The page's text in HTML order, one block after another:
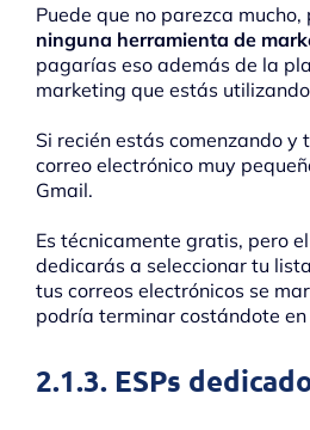
Puede que no parezca mucho,
ninguna herramienta de
pagarías eso además de la
marketing que estás
Si recién estás comenzando y
correo electrónico muy
Gmail.
Es técnicamente gratis, pero
dedicarás a seleccionar tu
tus correos electrónicos se
podría terminar costándote en
2.1.3. ESPs